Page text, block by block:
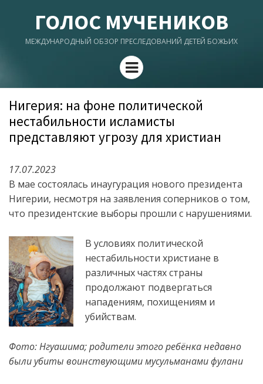
ГОЛОС МУЧЕНИКОВ
МЕЖДУНАРОДНЫЙ ОБЗОР ПРЕСЛЕДОВАНИЙ ДЕТЕЙ БОЖЬИХ
Menu
Нигерия: на фоне политической
нестабильности исламисты
представляют угрозу для христиан
17.07.2023
В мае состоялась инаугурация нового президента
Нигерии, несмотря на заявления соперников о том,
что президентские выборы прошли с нарушениями.
В условиях политической
нестабильности христиане в
различных частях страны
продолжают подвергаться
нападениям, похищениям и
убийствам.
Фото: Нгуашима; родители этого ребёнка недавно
были убиты воинствующими мусульманами фулани